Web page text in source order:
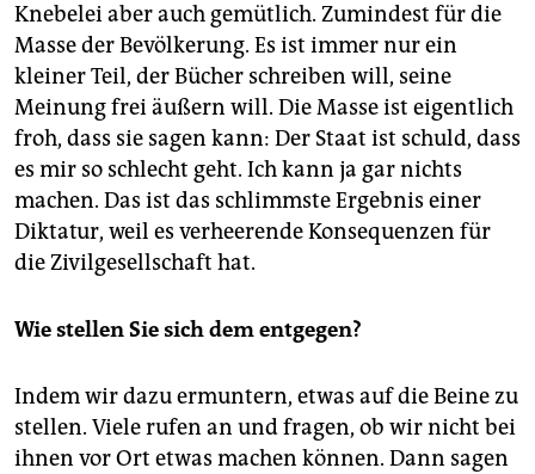
Knebelei aber auch gemütlich. Zumindest für die
Masse der Bevölkerung. Es ist immer nur ein
kleiner Teil, der Bücher schreiben will, seine
Meinung frei äußern will. Die Masse ist eigentlich
froh, dass sie sagen kann: Der Staat ist schuld, dass
es mir so schlecht geht. Ich kann ja gar nichts
machen. Das ist das schlimmste Ergebnis einer
Diktatur, weil es verheerende Konsequenzen für
die Zivilgesellschaft hat.
Wie stellen Sie sich dem entgegen?
Indem wir dazu ermuntern, etwas auf die Beine zu
stellen. Viele rufen an und fragen, ob wir nicht bei
ihnen vor Ort etwas machen können. Dann sagen